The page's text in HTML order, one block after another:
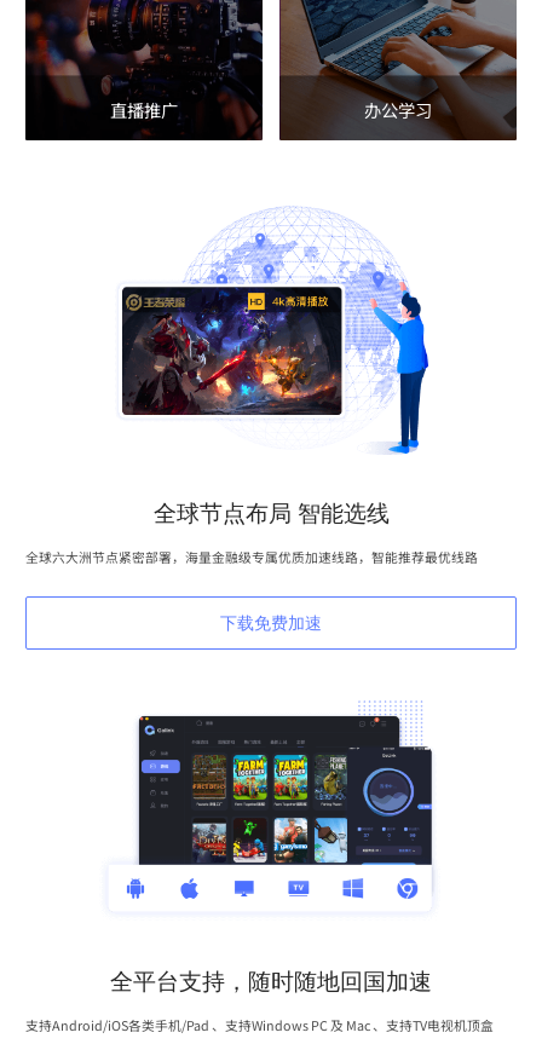
直播推广 办公学习
全球节点布局 智能选线
全球六大洲节点紧密部署，海量金融级专属优质加速线路，智能推荐最优线路
下载免费加速
全平台支持，随时随地回国加速
支持Android/iOS各类手机/Pad 、支持Windows PC 及 Mac 、支持TV电视机顶盒